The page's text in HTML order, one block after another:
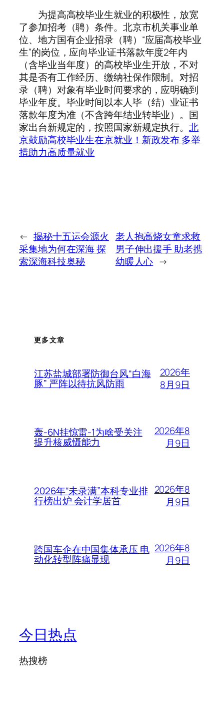
为提高高校毕业生就业的积极性，放宽
了参加招考（聘）条件。北京市机关事业单
位、地方国有企业招录（聘）“应届高校毕业
生”的岗位，应向毕业证书落款年度2年内
（含毕业当年度）的高校毕业生开放，不对
其是否有工作经历、缴纳社保作限制。对招
录（聘）对象有毕业时间要求的，应明确到
毕业年度。毕业时间以本人毕（结）业证书
落款年度为准（不含跨年结业转毕业）。国
家出台新规定的，按照国家新规定执行。北
京鼓励高校毕业生在京就业！新政发布 多举
措助力高质量就业
← 揭秘十五运会源火
采集地为何在深海 探
索深海科技奥秘
老人抱高烧女童求救
男子伸出援手 助老携
幼暖人心 →
更多文章
江苏盐城部署防御台风“白海
豚” 严阵以待抗风防雨
2026年
8月9日
轰-6N挂惊雷-1为啥受关注
提升核威慑能力
2026年8
月9日
2026年“未录满”本科专业排
行榜出炉 会计学居首
2026年8
月9日
跨国车企在中国集体承压 电
动化转型阵痛显现
2026年8
月9日
今日热点
热搜榜